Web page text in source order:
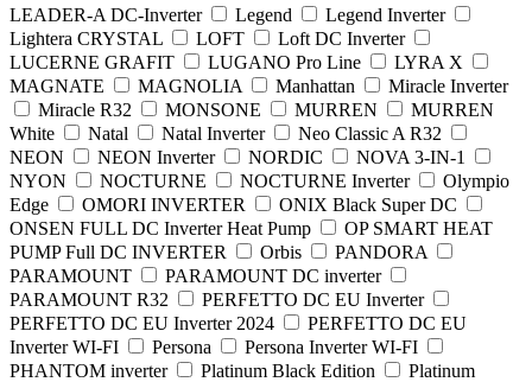
LEADER-A DC-Inverter
Legend
Legend Inverter
Lightera CRYSTAL
LOFT
Loft DC Inverter
LUCERNE GRAFIT
LUGANO Pro Line
LYRA X
MAGNATE
MAGNOLIA Manhattan
Miracle Inverter
Miracle R32
MONSONE MURREN
MURREN
White
Natal Natal Inverter
Neo Classic A R32
NEON
NEON Inverter NORDIC
NOVA 3-IN-1
NYON
NОCTURNE NОCTURNE Inverter
Olympio
Edge
OMORI INVERTER
ONIX Black Super DC
ONSEN FULL DC Inverter Heat Pump
OP SMART HEAT
PUMP Full DC INVERTER
Orbis
PANDORA
PARAMOUNT
PARAMOUNT DC inverter
PARAMOUNT R32
PERFETTO DC EU Inverter
PERFETTO DC EU Inverter 2024
PERFETTO DC EU
Inverter WI-FI
Persona
Persona Inverter WI-FI
PHANTOM inverter
Platinum Black Edition
Platinum